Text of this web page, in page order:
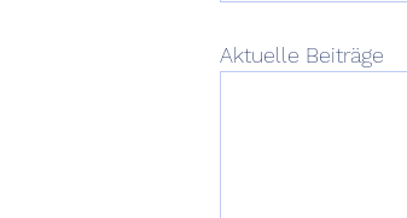
Aktuelle Beiträge